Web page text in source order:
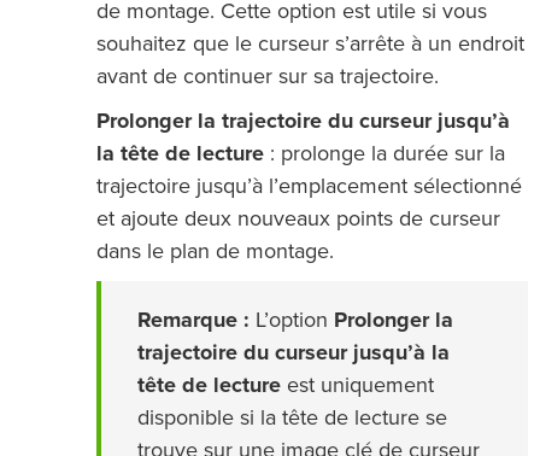
de montage. Cette option est utile si vous
souhaitez que le curseur s’arrête à un endroit
avant de continuer sur sa trajectoire.
Prolonger la trajectoire du curseur jusqu’à
la tête de lecture : prolonge la durée sur la
trajectoire jusqu’à l’emplacement sélectionné
et ajoute deux nouveaux points de curseur
dans le plan de montage.
Remarque : L’option Prolonger la
trajectoire du curseur jusqu’à la
tête de lecture est uniquement
disponible si la tête de lecture se
trouve sur une image clé de curseur